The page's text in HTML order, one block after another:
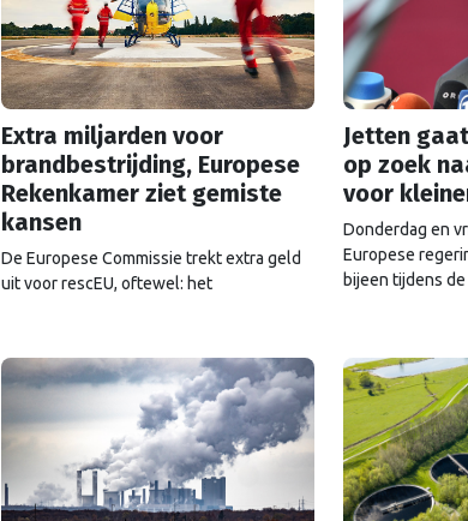
Extra miljarden voor
brandbestrijding, Europese
Rekenkamer ziet gemiste
kansen
De Europese Commissie trekt extra geld
uit voor rescEU, oftewel: het
Europese Rekenkamer.
Jetten
op zoek
voor
Donderdag en
Europese
bijeen tijdens
Wat mogen we
gesprekken
China?